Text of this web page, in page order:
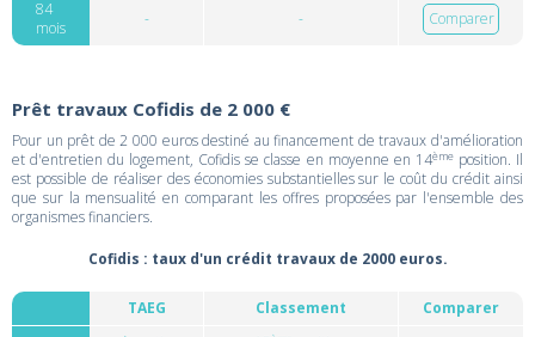
84
mois
- - Comparer
Prêt travaux Cofidis de 2 000 €
Pour un prêt de 2 000 euros destiné au financement de travaux d'amélioration
et d'entretien du logement, Cofidis se classe en moyenne en 14èmeposition. Il
est possible de réaliser des économies substantielles sur le coût du crédit ainsi
que sur la mensualité en comparant les offres proposées par l'ensemble des
organismes financiers.
Cofidis : taux d'un crédit travaux de 2000 euros.
TAEG Classement Comparer